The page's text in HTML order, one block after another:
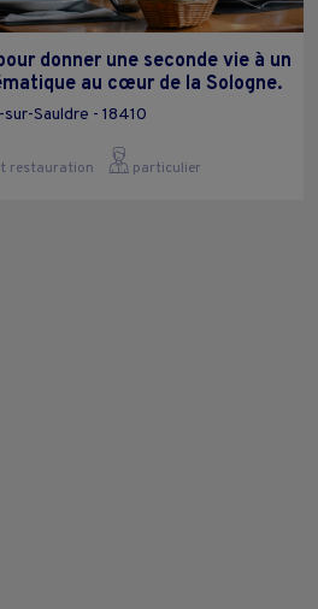
donner une seconde vie à un
au cœur de la Sologne.
Sauldre - 18410
restauration particulier